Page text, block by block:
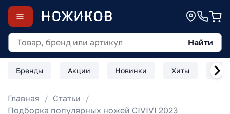
Найти
Бренды Акции Новинки Хиты
Главная
Статьи
Подборка популярных ножей CIVIVI 2023